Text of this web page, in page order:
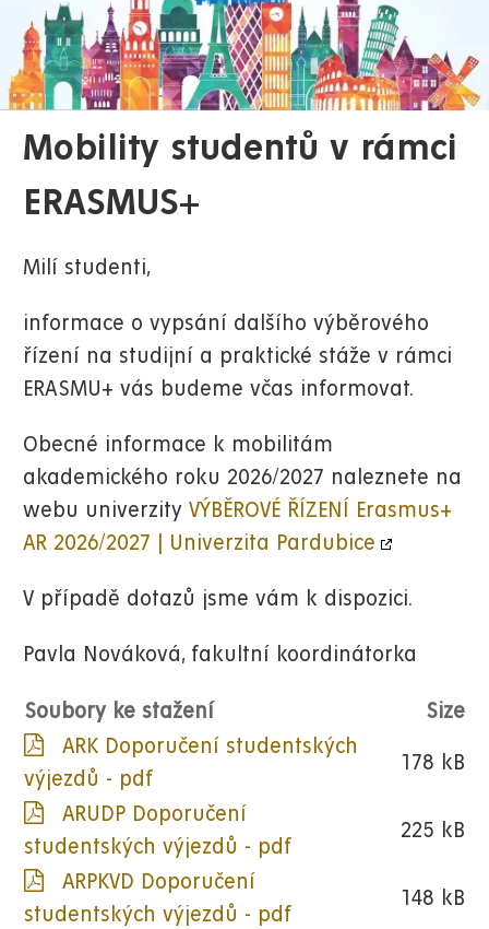
Mobility studentů v rámci
ERASMUS+
Milí studenti,
informace o vypsání dalšího výběrového
řízení na studijní a praktické stáže v rámci
ERASMU+ vás budeme včas informovat.
Obecné informace k mobilitám
akademického roku 2026/2027 naleznete na
webu univerzity VÝBĚROVÉ ŘÍZENÍ Erasmus+
AR 2026/2027 | Univerzita Pardubice
V případě dotazů jsme vám k dispozici.
Pavla Nováková, fakultní koordinátorka
Soubory ke stažení
Size
ARK Doporučení studentských
výjezdů - pdf
178 kB
ARUDP Doporučení
studentských výjezdů - pdf
225 kB
ARPKVD Doporučení
studentských výjezdů - pdf
148 kB